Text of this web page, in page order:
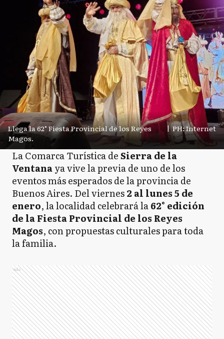
Llega la 62° Fiesta Provincial de los Reyes
Magos.
| PH: Internet
La Comarca Turística deSierra de la
Ventanaya vive la previa de uno de los
eventos más esperados de la provincia de
Buenos Aires. Del viernes2 al lunes 5 de
enero, la localidad celebrará la62° edición
de la Fiesta Provincial de los Reyes
Magos, con propuestas culturales para toda
la familia.
Ads